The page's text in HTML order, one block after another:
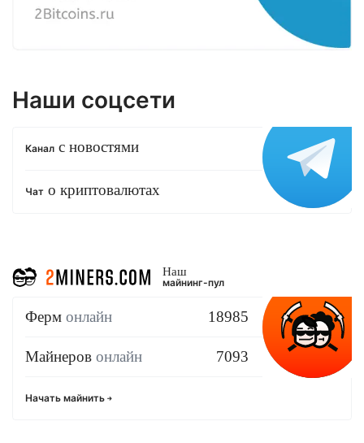
Наши соцсети
Канал с новостями
Чат о криптовалютах
Наш
майнинг-пул
Ферм онлайн 18985
Майнеров онлайн 7093
Начать майнить